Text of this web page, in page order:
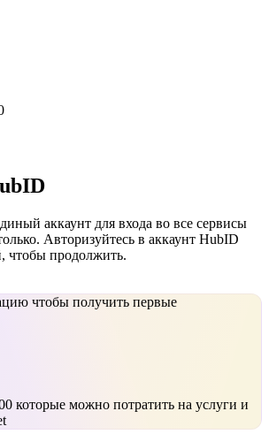
аккаунт для входа во все сервисы
Авторизуйтесь в аккаунт HubID
чтобы продолжить.
чтобы получить первые
которые можно потратить на услуги и